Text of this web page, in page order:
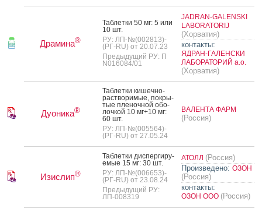
Драмина®
Таб­летки 50 мг: 5 или
10 шт.
РУ: ЛП-№(002813)-
(РГ-RU) от 20.07.23
Предыдущий РУ: П
N016084/01
JADRAN-GALENSKI
LABORATORIJ
(Хорватия)
контакты:
ЯДРАН-ГАЛЕНСКИ
ЛАБОРАТОРИЙ а.о.
(Хорватия)
Дуоника®
Таб­летки ки­шеч­но­
рас­тво­римые, пок­ры­
тые пле­ноч­ной обо­
лоч­кой 10 мг+10 мг:
60 шт.
РУ: ЛП-№(005564)-
(РГ-RU) от 27.05.24
ВАЛЕНТА ФАРМ
(Россия)
Изислип®
Таб­летки дис­перги­ру­
емые 15 мг: 30 шт.
РУ: ЛП-№(006653)-
(РГ-RU) от 23.08.24
Предыдущий РУ:
ЛП-008319
АТОЛЛ (Россия)
Произведено: ОЗОН
(Россия)
контакты:
ОЗОН ООО (Россия)